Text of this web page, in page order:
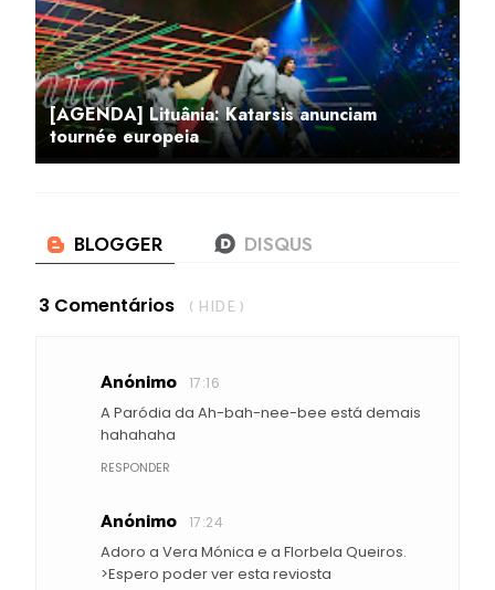
[AGENDA] Lituânia: Katarsis anunciam
tournée europeia
3 Comentários ( HIDE )
Anónimo 17:16
A Paródia da Ah-bah-nee-bee está demais
hahahaha
RESPONDER
Anónimo 17:24
Adoro a Vera Mónica e a Florbela Queiros.
>Espero poder ver esta reviosta